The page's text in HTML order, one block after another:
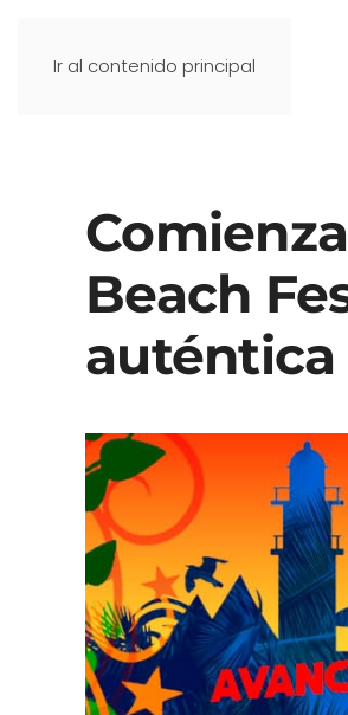
Ir al contenido principal
Beach
auténtica